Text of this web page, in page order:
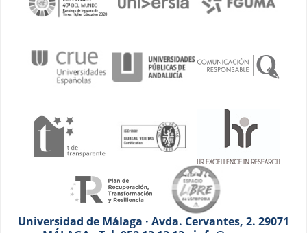
Universidad de Málaga · Avda. Cervantes, 2. 29071